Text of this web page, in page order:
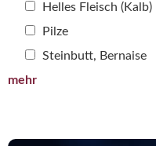
Helles Fleisch (Kalb)
Pilze
Steinbutt, Bernaise
mehr